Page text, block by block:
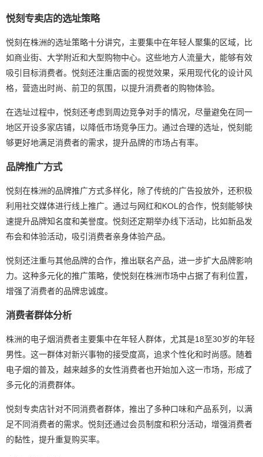
悦刻专卖店的选址策略
悦刻在株洲的选址策略十分讲究，主要集中在年轻人聚集的区域，比
如商业街、大学附近和大型购物中心。这些地方人流量大，能够有效
吸引目标消费者。悦刻还注重店面的视觉效果，采用现代化的设计风
格，营造出时尚、前卫的氛围，以提升消费者的购物体验。
在选址过程中，悦刻还考虑到周边竞争对手的情况，尽量避免在同一
地区开设多家店铺，以降低市场竞争压力。通过合理的选址，悦刻能
够更好地满足消费者的需求，提升品牌的市场占有率。
品牌推广方式
悦刻在株洲的品牌推广方式多样化，除了传统的广告投放外，还积极
利用社交媒体进行线上推广。通过与网红和KOL的合作，悦刻能够快
速提升品牌知名度和美誉度。悦刻还定期举办线下活动，比如新品发
布会和体验活动，吸引消费者亲身体验产品。
悦刻还注重与其他品牌的合作，推出联名产品，进一步扩大品牌影响
力。这种多元化的推广策略，使悦刻在株洲市场中占据了有利位置，
增强了消费者的品牌忠诚度。
消费者群体分析
株洲的电子烟消费者主要集中在年轻人群体，尤其是18至30岁的年轻
男性。这一群体对新兴事物的接受度高，追求个性化和时尚感。随着
电子烟的普及，越来越多的女性消费者也开始加入这一市场，形成了
多元化的消费群体。
悦刻专卖店针对不同消费者群体，推出了多种口味和产品系列，以满
足不同消费者的需求。悦刻还通过会员制度和积分活动，增强消费者
的黏性，提升重复购买率。